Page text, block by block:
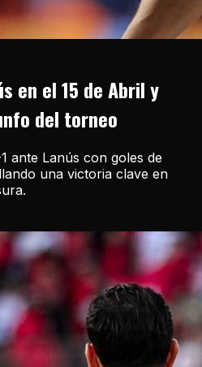
en el 15 de Abril y
del torneo
ante Lanús con goles de
una victoria clave en